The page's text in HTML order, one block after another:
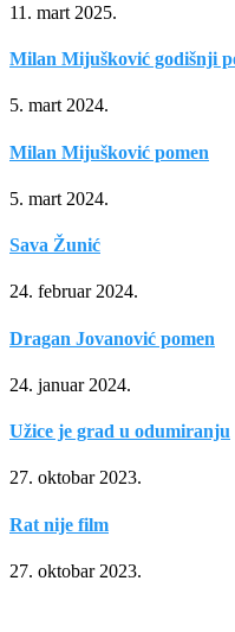
11. mart 2025.
Milan Mijušković godišnji
5. mart 2024.
Milan Mijušković pomen
5. mart 2024.
Sava Žunić
24. februar 2024.
Dragan Jovanović pomen
24. januar 2024.
Užice je grad u odumiranju
27. oktobar 2023.
Rat nije film
27. oktobar 2023.